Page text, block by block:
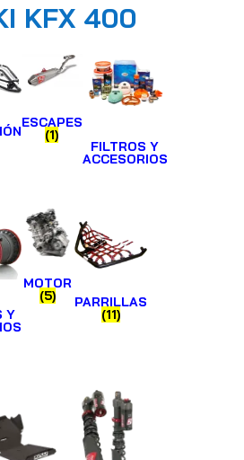
KFX 400
ESCAPES
(1)
FILTROS Y
ACCESORIOS
Y
MOTOR
(5) PARRILLAS
(11)